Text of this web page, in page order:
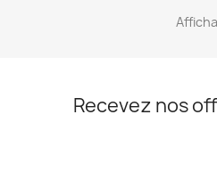
Recevez nos